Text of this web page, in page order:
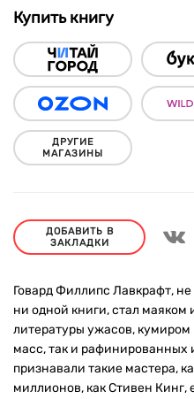
Купить книгу
ДРУГИЕ
МАГАЗИНЫ
ДОБАВИТЬ В
ЗАКЛАДКИ
Говард Филлипс Лавкрафт,
ни одной книги, стал
литературы ужасов, кумиром
масс, так и рафинированных
признавали такие мастера,
миллионов, как Стивен Кинг,